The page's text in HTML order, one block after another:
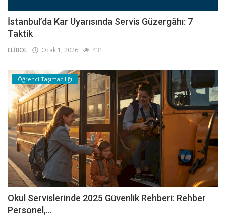
İstanbul’da Kar Uyarısında Servis Güzergâhı: 7
Taktik
ELİBOL Ocak 1, 2026 431
Öğrenci Taşımacılığı
Okul Servislerinde 2025 Güvenlik Rehberi: Rehber
Personel,...